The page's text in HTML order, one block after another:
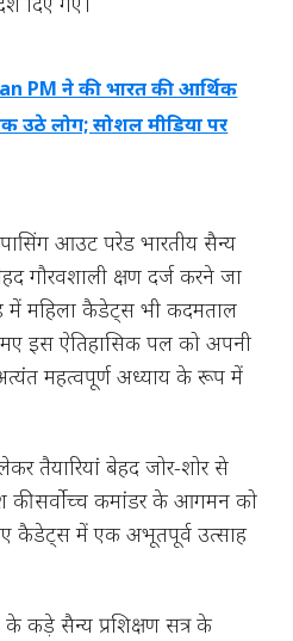
PM ने की भारत की आर्थिक
उठे लोग; सोशल मीडिया पर
आउट परेड भारतीय सैन्य
गौरवशाली क्षण दर्ज करने जा
में महिला कैडेट्स भी कदमताल
इस ऐतिहासिक पल को अपनी
महत्वपूर्ण अध्याय के रूप में
तैयारियां बेहद जोर-शोर से
की सर्वोच्च कमांडर के आगमन को
कैडेट्स में एक अभूतपूर्व उत्साह
कड़े सैन्य प्रशिक्षण सत्र के